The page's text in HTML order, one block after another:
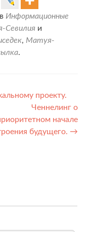
Информационные
Севилия и
, Матуя-
.
проекту.
Ченнелинг о
начале
будущего. →